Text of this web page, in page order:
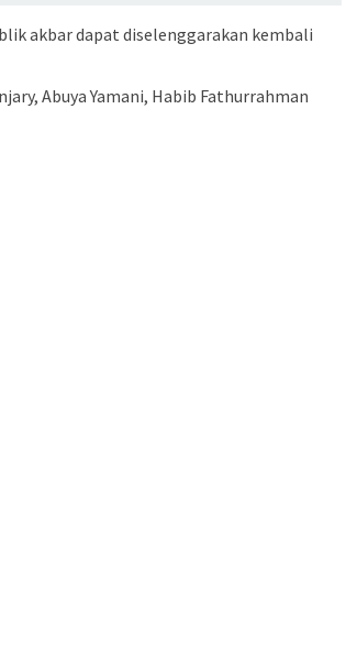
akbar dapat diselenggarakan kembali
Abuya Yamani, Habib Fathurrahman